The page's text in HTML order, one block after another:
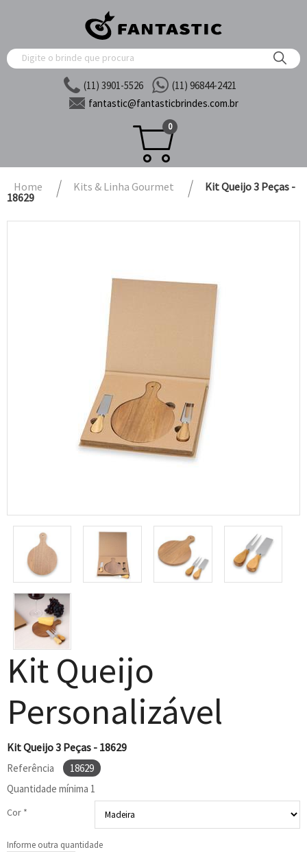
(11) 3901-5526
(11) 96844-2421
fantastic@fantasticbrindes.com.br
0
Home Kits & Linha Gourmet
Kit Queijo 3 Peças -
18629
Kit Queijo
Personalizável
Kit Queijo 3 Peças - 18629
Referência
18629
Quantidade mínima 1
Cor *
Informe outra quantidade